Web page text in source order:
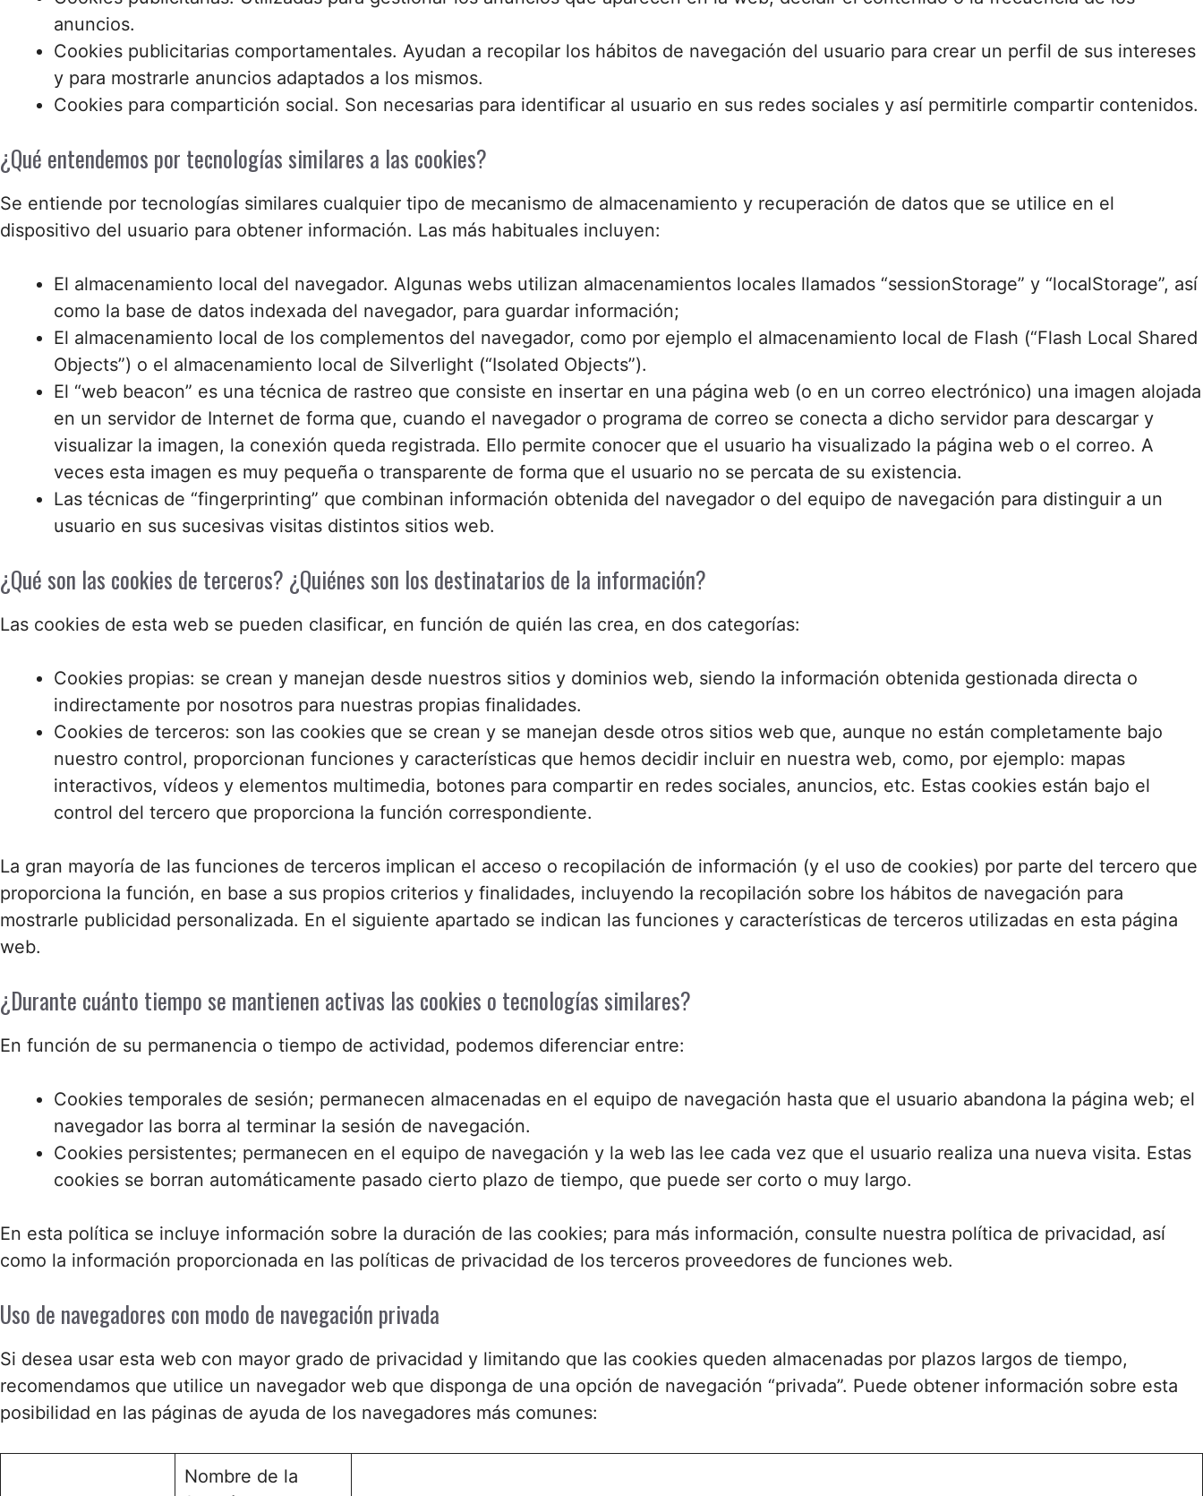
anuncios.
Cookies publicitarias comportamentales. Ayudan a recopilar los hábitos de navegación del usuario para crear un perfil de sus intereses
y para mostrarle anuncios adaptados a los mismos.
Cookies para compartición social. Son necesarias para identificar al usuario en sus redes sociales y así permitirle compartir contenidos.
¿Qué entendemos por tecnologías similares a las cookies?
Se entiende por tecnologías similares cualquier tipo de mecanismo de almacenamiento y recuperación de datos que se utilice en el
dispositivo del usuario para obtener información. Las más habituales incluyen:
El almacenamiento local del navegador. Algunas webs utilizan almacenamientos locales llamados “sessionStorage” y “localStorage”, así
como la base de datos indexada del navegador, para guardar información;
El almacenamiento local de los complementos del navegador, como por ejemplo el almacenamiento local de Flash (“Flash Local Shared
Objects”) o el almacenamiento local de Silverlight (“Isolated Objects”).
El “web beacon” es una técnica de rastreo que consiste en insertar en una página web (o en un correo electrónico) una imagen alojada
en un servidor de Internet de forma que, cuando el navegador o programa de correo se conecta a dicho servidor para descargar y
visualizar la imagen, la conexión queda registrada. Ello permite conocer que el usuario ha visualizado la página web o el correo. A
veces esta imagen es muy pequeña o transparente de forma que el usuario no se percata de su existencia.
Las técnicas de “fingerprinting” que combinan información obtenida del navegador o del equipo de navegación para distinguir a un
usuario en sus sucesivas visitas distintos sitios web.
¿Qué son las cookies de terceros? ¿Quiénes son los destinatarios de la información?
Las cookies de esta web se pueden clasificar, en función de quién las crea, en dos categorías:
Cookies propias: se crean y manejan desde nuestros sitios y dominios web, siendo la información obtenida gestionada directa o
indirectamente por nosotros para nuestras propias finalidades.
Cookies de terceros: son las cookies que se crean y se manejan desde otros sitios web que, aunque no están completamente bajo
nuestro control, proporcionan funciones y características que hemos decidir incluir en nuestra web, como, por ejemplo: mapas
interactivos, vídeos y elementos multimedia, botones para compartir en redes sociales, anuncios, etc. Estas cookies están bajo el
control del tercero que proporciona la función correspondiente.
La gran mayoría de las funciones de terceros implican el acceso o recopilación de información (y el uso de cookies) por parte del tercero que
proporciona la función, en base a sus propios criterios y finalidades, incluyendo la recopilación sobre los hábitos de navegación para
mostrarle publicidad personalizada. En el siguiente apartado se indican las funciones y características de terceros utilizadas en esta página
web.
¿Durante cuánto tiempo se mantienen activas las cookies o tecnologías similares?
En función de su permanencia o tiempo de actividad, podemos diferenciar entre:
Cookies temporales de sesión; permanecen almacenadas en el equipo de navegación hasta que el usuario abandona la página web; el
navegador las borra al terminar la sesión de navegación.
Cookies persistentes; permanecen en el equipo de navegación y la web las lee cada vez que el usuario realiza una nueva visita. Estas
cookies se borran automáticamente pasado cierto plazo de tiempo, que puede ser corto o muy largo.
En esta política se incluye información sobre la duración de las cookies; para más información, consulte nuestra política de privacidad, así
como la información proporcionada en las políticas de privacidad de los terceros proveedores de funciones web.
Uso de navegadores con modo de navegación privada
Si desea usar esta web con mayor grado de privacidad y limitando que las cookies queden almacenadas por plazos largos de tiempo,
recomendamos que utilice un navegador web que disponga de una opción de navegación “privada”. Puede obtener información sobre esta
posibilidad en las páginas de ayuda de los navegadores más comunes:
Nombre de la